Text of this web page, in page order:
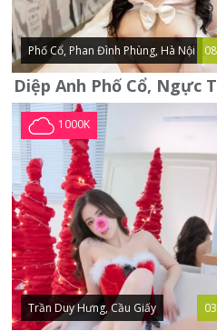
Phố Cổ, Phan Đình Phùng, Hà Nội
1000K
Trần Duy Hưng, Cầu Giấy